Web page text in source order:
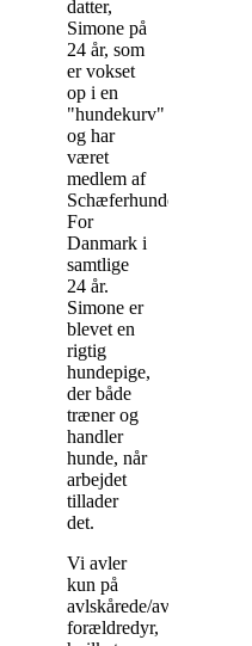
datter,
Simone på
24 år, som
er vokset
op i en
"hundekurv"
og har
været
medlem af
Schæferhundeklubben
For
Danmark i
samtlige
24 år.
Simone er
blevet en
rigtig
hundepige,
der både
træner og
handler
hunde, når
arbejdet
tillader
det.
Vi avler
kun på
avlskårede/avlsgodkendte
forældredyr,